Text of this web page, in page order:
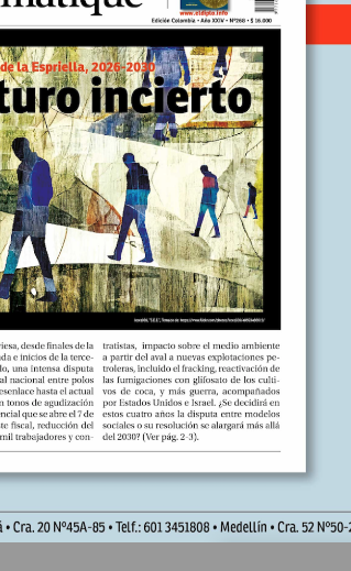
no es única ni inmutable sino que
militaristas, machistas, etcétera.
de la democracia cuando se
o en su sentido más pleno no lo es.
de las clases sólo puede subsistir por
adecuado, remuneración justa)”*.
es su crucial momento temporal, esto no
monarquía, donde los gobernantes
los eligieron. La imposición y desarrollo